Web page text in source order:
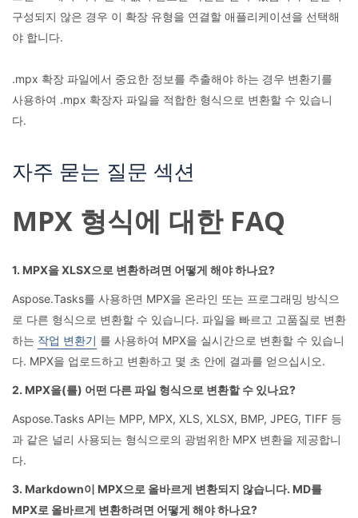
구성되지 않은 경우 이 확장 유형을 연결할 애플리케이션을 선택해
야 합니다.
.mpx 확장 파일에서 중요한 정보를 추출해야 하는 경우 변환기를
사용하여 .mpx 확장자 파일을 적합한 형식으로 변환할 수 있습니
다.
자주 묻는 질문 섹션
MPX 형식에 대한 FAQ
1. MPX을 XLSX으로 변환하려면 어떻게 해야 하나요?
Aspose.Tasks를 사용하면 MPX을 온라인 또는 프로그래밍 방식으
로 다른 형식으로 변환할 수 있습니다. 파일을 빠르고 고품질로 변환
하는 작업 변환기 를 사용하여 MPX을 실시간으로 변환할 수 있습니
다. MPX을 업로드하고 변환하고 몇 초 안에 결과를 얻으십시오.
2. MPX을(를) 어떤 다른 파일 형식으로 변환할 수 있나요?
Aspose.Tasks API는 MPP, MPX, XLS, XLSX, BMP, JPEG, TIFF 등
과 같은 널리 사용되는 형식으로의 광범위한 MPX 변환을 제공합니
다.
3. Markdown이 MPX으로 올바르게 변환되지 않습니다. MD를
MPX로 올바르게 변환하려면 어떻게 해야 하나요?